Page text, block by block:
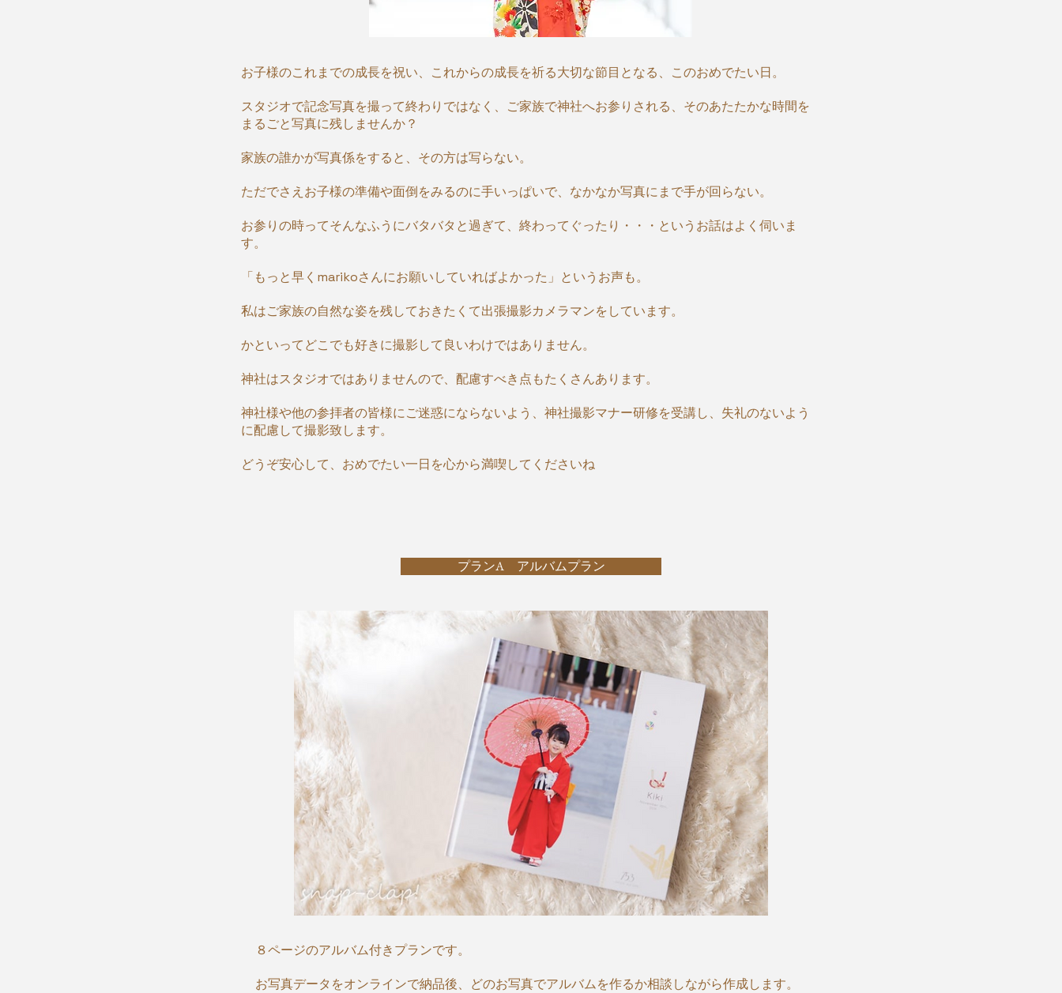
お子様のこれまでの成長を祝い、これからの成長を祈る大切な節目となる、このおめでたい日。
スタジオで記念写真を撮って終わりではなく、ご家族で神社へお参りされる、そのあたたかな時間を
まるごと写真に残しませんか？
家族の誰かが写真係をすると、その方は写らない。
ただでさえお子様の準備や面倒をみるのに手いっぱいで、なかなか写真にまで手が回らない。
お参りの時ってそんなふうにバタバタと過ぎて、終わってぐったり・・・というお話はよく伺いま
す。
「もっと早くmarikoさんにお願いしていればよかった」というお声も。
私はご家族の自然な姿を残しておきたくて出張撮影カメラマンをしています。
かといってどこでも好きに撮影して良いわけではありません。
神社はスタジオではありませんので、配慮すべき点もたくさんあります。
神社様や他の参拝者の皆様にご迷惑にならないよう、神社撮影マナー研修を受講し、失礼のないよう
に配慮して撮影致します。
どうぞ安心して、おめでたい一日を心から満喫してくださいね
プランA アルバムプラン
８ページのアルバム付きプランです。
お写真データをオンラインで納品後、どのお写真でアルバムを作るか相談しながら作成します。